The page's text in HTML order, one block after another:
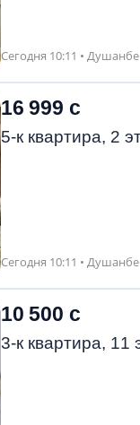
Сегодня 10:11 • Душанбе
16 999 с
5-к квартира, 2
Сегодня 10:11 • Душанбе
10 500 с
3-к квартира,